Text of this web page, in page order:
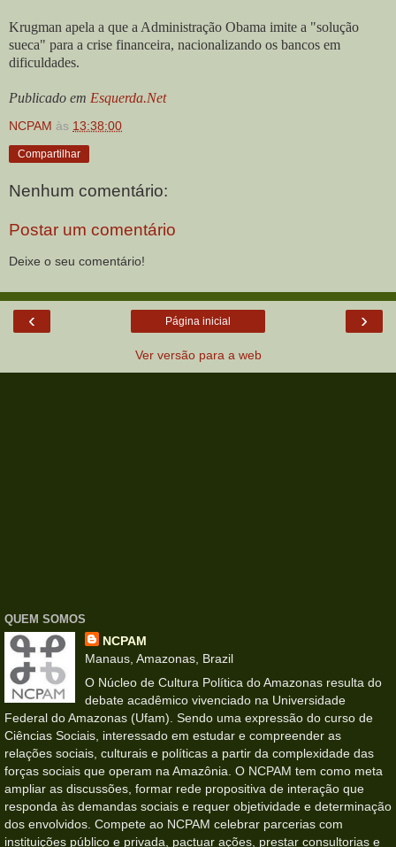
Krugman apela a que a Administração Obama imite a "solução
sueca" para a crise financeira, nacionalizando os bancos em
dificuldades.
Publicado em Esquerda.Net
NCPAM às 13:38:00
Compartilhar
Nenhum comentário:
Postar um comentário
Deixe o seu comentário!
‹ ›
Página inicial
Ver versão para a web
QUEM SOMOS
NCPAM
Manaus, Amazonas, Brazil
O Núcleo de Cultura Política do Amazonas resulta do
debate acadêmico vivenciado na Universidade
Federal do Amazonas (Ufam). Sendo uma expressão do curso de
Ciências Sociais, interessado em estudar e compreender as
relações sociais, culturais e políticas a partir da complexidade das
forças sociais que operam na Amazônia. O NCPAM tem como meta
ampliar as discussões, formar rede propositiva de interação que
responda às demandas sociais e requer objetividade e determinação
dos envolvidos. Compete ao NCPAM celebrar parcerias com
instituições público e privada, pactuar ações, prestar consultorias e